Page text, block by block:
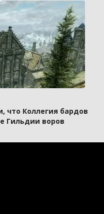
что Коллегия бардов
Гильдии воров